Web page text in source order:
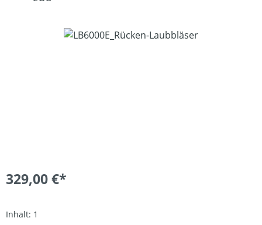
Bildergalerie überspringen
329,00 €*
Inhalt: 1